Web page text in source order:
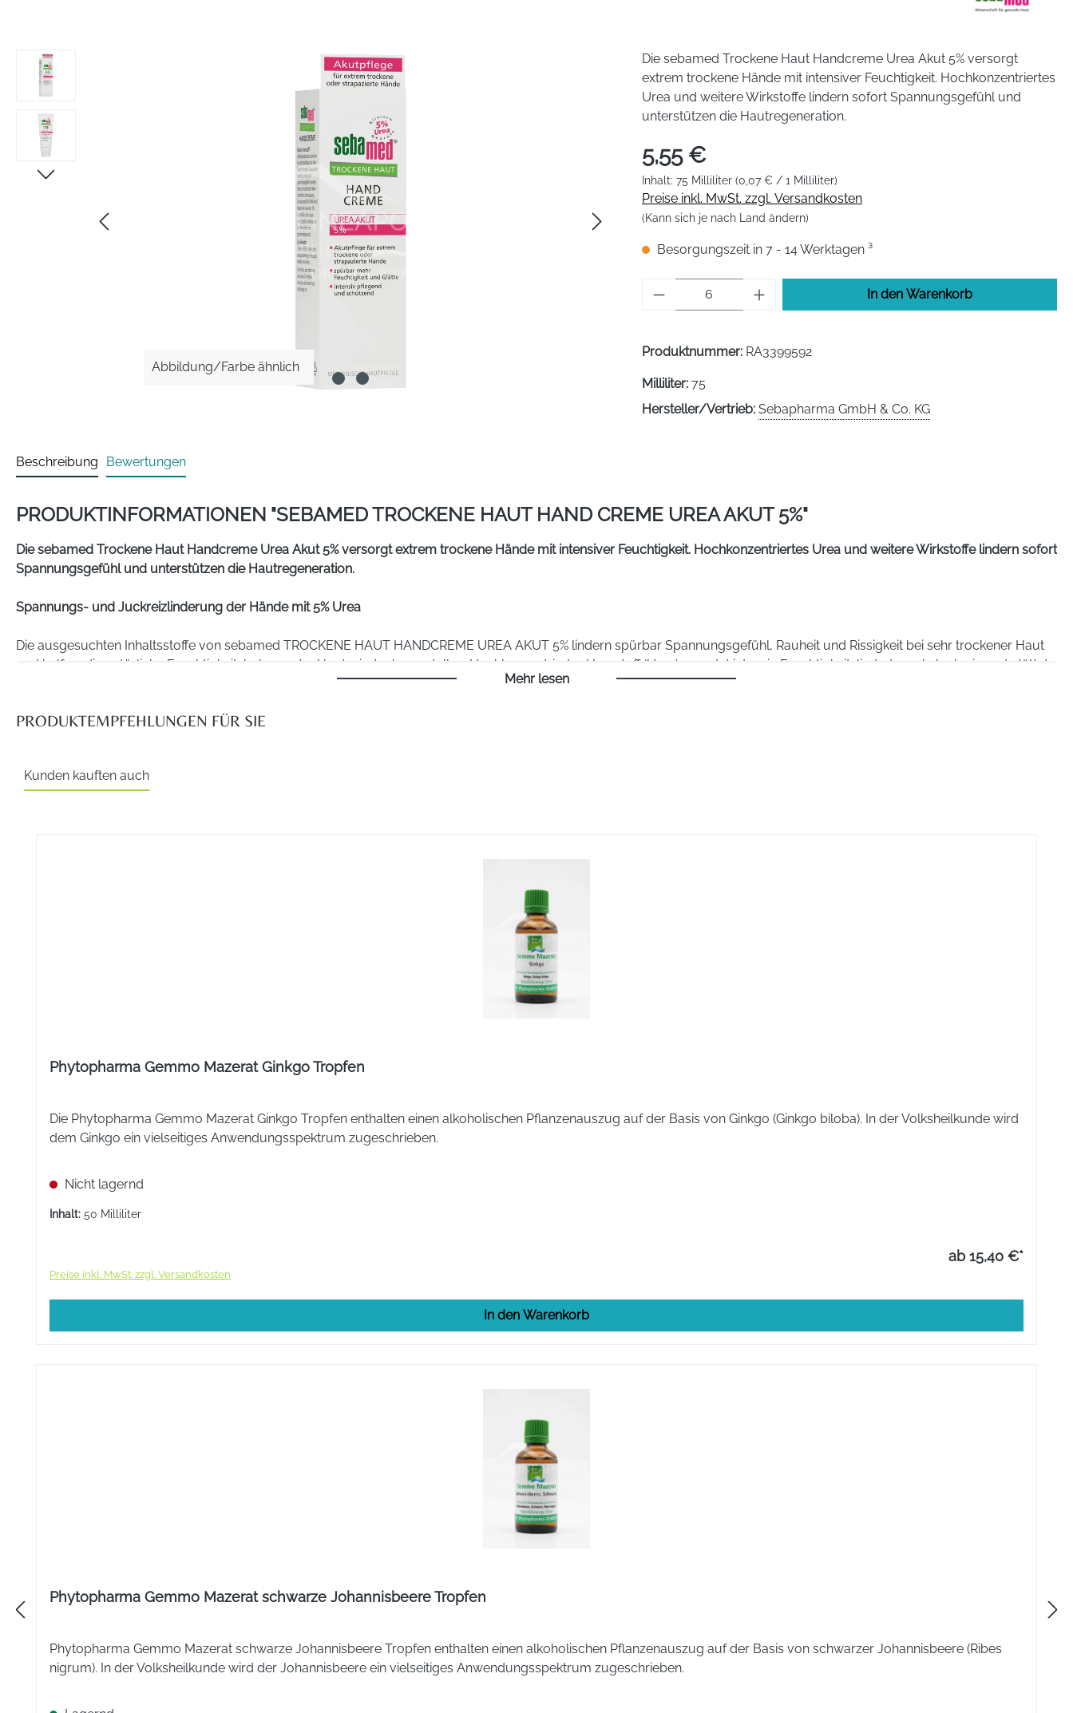
Bildergalerie überspringen
Abbildung/Farbe ähnlich
Die sebamed Trockene Haut Handcreme Urea Akut 5% versorgt
extrem trockene Hände mit intensiver Feuchtigkeit. Hochkonzentriertes
Urea und weitere Wirkstoffe lindern sofort Spannungsgefühl und
unterstützen die Hautregeneration.
5,55 €
Inhalt: 75 Milliliter (0,07 € / 1 Milliliter)
Preise inkl. MwSt. zzgl. Versandkosten
(Kann sich je nach Land ändern)
Besorgungszeit in 7 - 14 Werktagen ³
Produkt Anzahl: Gib den gewünschten Wert
In den Warenkorb
Produktnummer: RA3399592
Milliliter: 75
Hersteller/Vertrieb: Sebapharma GmbH & Co. KG
Beschreibung Bewertungen
PRODUKTINFORMATIONEN "SEBAMED TROCKENE HAUT HAND CREME UREA AKUT 5%"
Die sebamed Trockene Haut Handcreme Urea Akut 5% versorgt extrem trockene Hände mit intensiver Feuchtigkeit. Hochkonzentriertes Urea und weitere Wirkstoffe lindern sofort
Spannungsgefühl und unterstützen die Hautregeneration.
Spannungs- und Juckreizlinderung der Hände mit 5% Urea
Die ausgesuchten Inhaltsstoffe von sebamed TROCKENE HAUT HANDCREME UREA AKUT 5% lindern spürbar Spannungsgefühl, Rauheit und Rissigkeit bei sehr trockener Haut
und helfen, die natürliche Feuchtigkeitsbalance der Haut wieder herzustellen. Hochkonzentrierter Harnstoff (Urea) spendet intensiv Feuchtigkeit, lindert rasch Juckreiz und glättet
sehr trockene Haut. Der Wirkkomplex mit Panthenol fördert die Hautregeneration. Allantoin unterstützt die glättende und regenerierende Wirkung. Bisabolol, der Wirkstoff der
Creme
Zusammensetzung: Aqua, Persea gratissima oil, Urea, Theobroma cacao seed butter, Glycerin, Panthenol, Glyceryl Stearate Citrate, Cetearyl Alcohol, Hydrolyzed Keratin,
Erkenntnisse – in die sebamed Produkte einfließen. Daher sind immer die Informationen auf dem Produkt ausschlaggebend.
75
Mehr lesen
PRODUKTEMPFEHLUNGEN FÜR SIE
Kunden kauften auch
Phytopharma Gemmo Mazerat Ginkgo Tropfen
Die Phytopharma Gemmo Mazerat Ginkgo Tropfen enthalten einen alkoholischen Pflanzenauszug auf der Basis von Ginkgo (Ginkgo biloba). In der Volksheilkunde wird
dem Ginkgo ein vielseitiges Anwendungsspektrum zugeschrieben.
Nicht lagernd
Inhalt: 50 Milliliter
ab 15,40 €*
Preise inkl. MwSt. zzgl. Versandkosten
In den Warenkorb
Phytopharma Gemmo Mazerat schwarze Johannisbeere Tropfen
Phytopharma Gemmo Mazerat schwarze Johannisbeere Tropfen enthalten einen alkoholischen Pflanzenauszug auf der Basis von schwarzer Johannisbeere (Ribes
nigrum). In der Volksheilkunde wird der Johannisbeere ein vielseitiges Anwendungsspektrum zugeschrieben.